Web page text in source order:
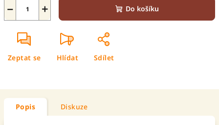
+
− Do košíku
Zeptat se Hlídat Sdílet
Popis Diskuze